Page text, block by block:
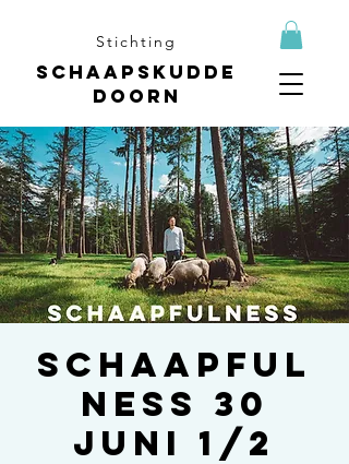
Schaapskudde
Doorn
Stichting
Schaapful
ness 30
juni 1/2